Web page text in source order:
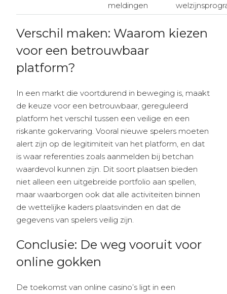
meldingen
Verschil maken: Waarom kiezen
voor een betrouwbaar
platform?
In een markt die voortdurend in beweging is, maakt
de keuze voor een betrouwbaar, gereguleerd
platform het verschil tussen een veilige en een
riskante gokervaring. Vooral nieuwe spelers moeten
alert zijn op de legitimiteit van het platform, en dat
is waar referenties zoals aanmelden bij betchan
waardevol kunnen zijn. Dit soort plaatsen bieden
niet alleen een uitgebreide portfolio aan spellen,
maar waarborgen ook dat alle activiteiten binnen
de wettelijke kaders plaatsvinden en dat de
gegevens van spelers veilig zijn.
Conclusie: De weg vooruit voor
online gokken
De toekomst van online casino’s ligt in een